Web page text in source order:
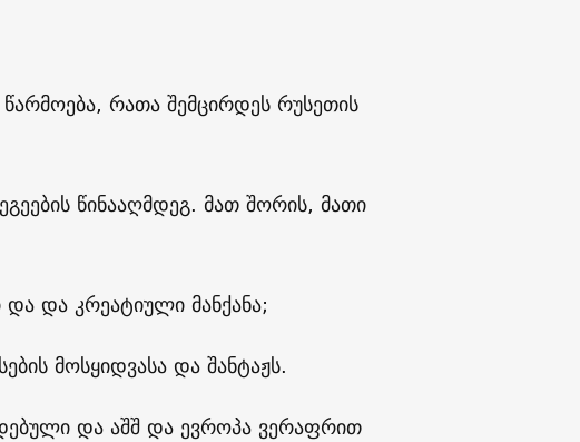
რათა შემცირდეს რუსეთის
წინააღმდეგ. მათ შორის, მათი
და კრეატიული მანქანა;
მოსყიდვასა და შანტაჟს.
და აშშ და ევროპა ვერაფრით